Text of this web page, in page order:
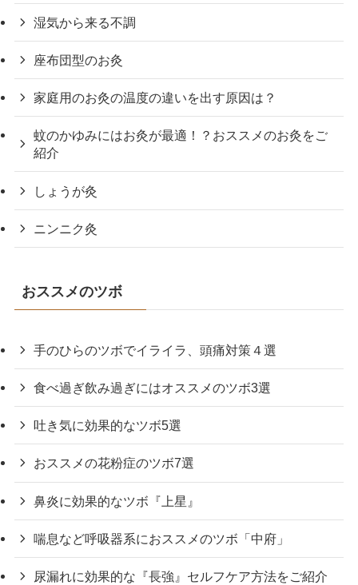
湿気から来る不調
座布団型のお灸
家庭用のお灸の温度の違いを出す原因は？
蚊のかゆみにはお灸が最適！？おススメのお灸をご
紹介
しょうが灸
ニンニク灸
おススメのツボ
手のひらのツボでイライラ、頭痛対策４選
食べ過ぎ飲み過ぎにはオススメのツボ3選
吐き気に効果的なツボ5選
おススメの花粉症のツボ7選
鼻炎に効果的なツボ『上星』
喘息など呼吸器系におススメのツボ「中府」
尿漏れに効果的な『長強』セルフケア方法をご紹介